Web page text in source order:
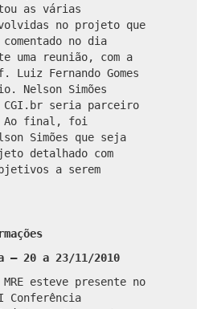
as várias
no projeto que
no dia
uma reunião, com a
Luiz Fernando Gomes
Nelson Simões
CGI.br seria parceiro
Ao final, foi
Simões que seja
detalhado com
a serem
– 20 a 23/11/2010
esteve presente no
Conferência